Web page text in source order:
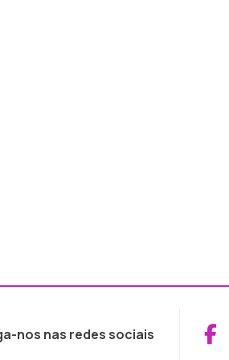
nos nas redes sociais